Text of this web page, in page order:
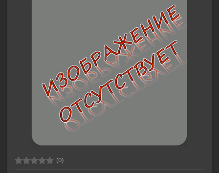
(0)